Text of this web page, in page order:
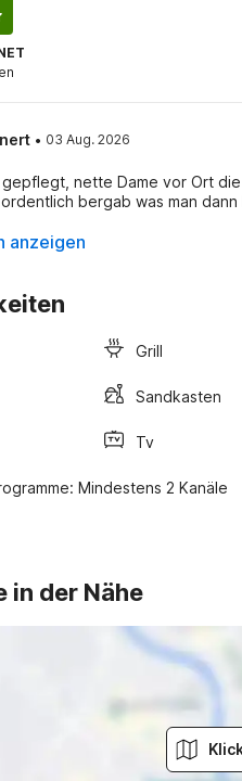
· 03 Aug. 2026
vor Ort die sich um alles kümmert. Zur Zeit viele
Zentrum
anzeigen
Grill
Sandkasten
Tv
Mindestens 2 Kanäle
in der Nähe